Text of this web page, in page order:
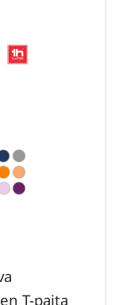
T-paita